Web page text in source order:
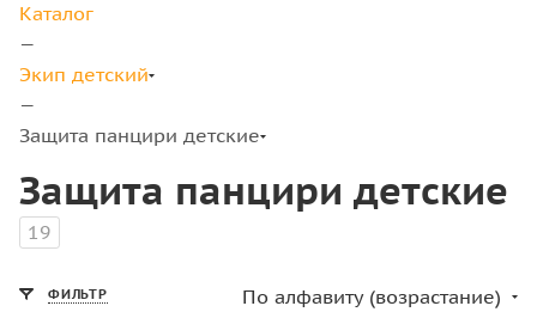
Каталог
—
Экип детский
—
Защита панцири детские
Защита панцири детские
19
ФИЛЬТР По алфавиту (возрастание)